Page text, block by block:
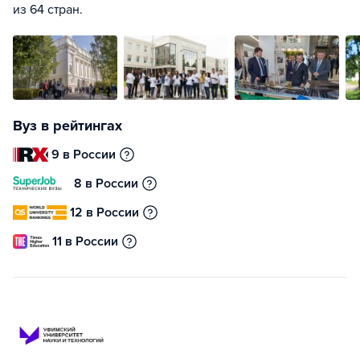
из 64 стран.
Вуз в рейтингах
9 в России
8 в России
12 в России
11 в России